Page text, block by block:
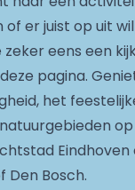
er juist op uit
eens een
pagina.
het
Eindhoven
Den Bosch.